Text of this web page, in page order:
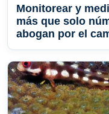
Monitorear y
más que solo
abogan por el